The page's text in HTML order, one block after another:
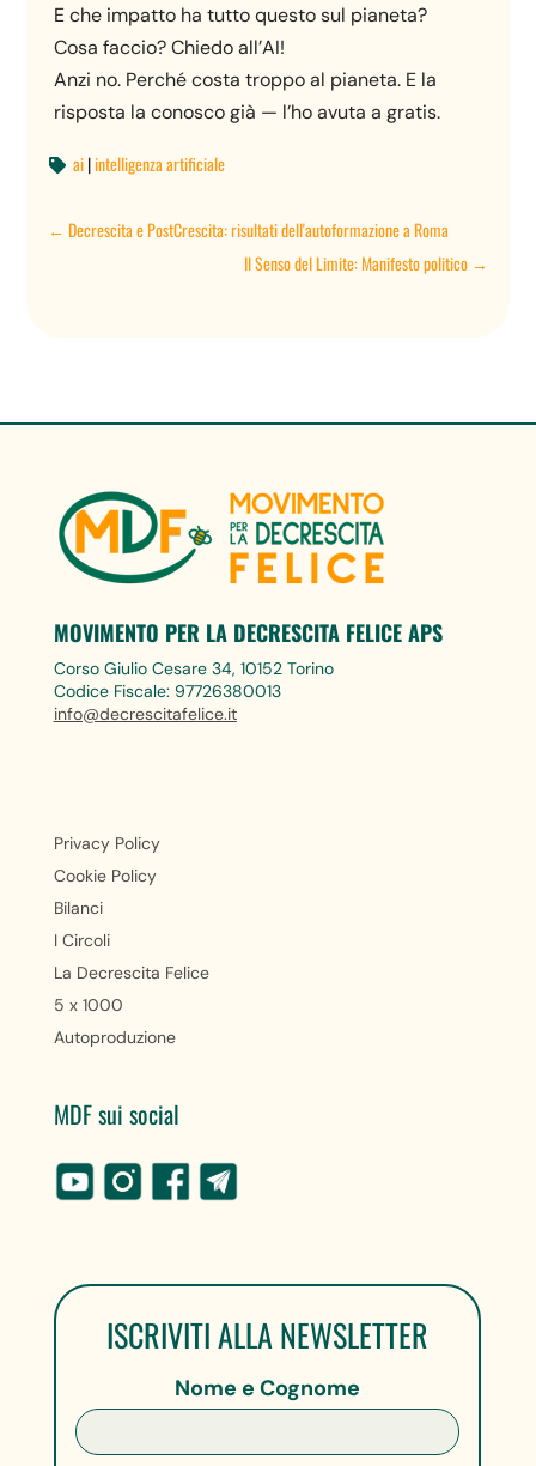
E che impatto ha tutto questo sul pianeta?
Cosa faccio? Chiedo all’AI!
Anzi no. Perché costa troppo al pianeta. E la
risposta la conosco già — l’ho avuta a gratis.
 ai|intelligenza artificiale
←Decrescita e PostCrescita: risultati dell'autoformazione a Roma
Il Senso del Limite: Manifesto politico→
MOVIMENTO PER LA DECRESCITA FELICE APS
Corso Giulio Cesare 34, 10152 Torino
Codice Fiscale: 97726380013
info@decrescitafelice.it
Privacy Policy
Cookie Policy
Bilanci
I Circoli
La Decrescita Felice
5 x 1000
Autoproduzione
MDF sui social
ISCRIVITI ALLA NEWSLETTER
Nome e Cognome